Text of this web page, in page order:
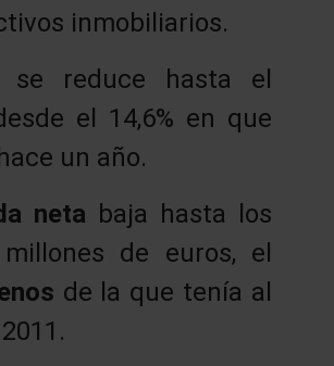
inmobiliarios.
reduce hasta el
el 14,6% en que
un año.
neta baja hasta los
millones de euros, el
de la que tenía al